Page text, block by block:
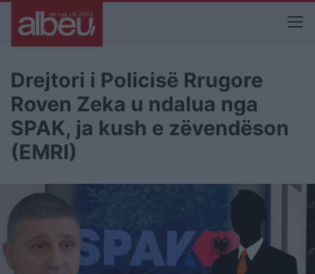
Drejtori i Policisë Rrugore
Roven Zeka u ndalua nga
SPAK, ja kush e zëvendëson
(EMRI)